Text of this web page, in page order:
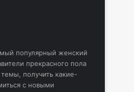
популярный женский
прекрасного пола
получить какие-
с новыми